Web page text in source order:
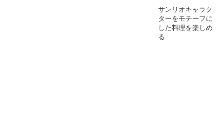
サンリオキャラク
ターをモチーフに
した料理を楽しめ
る